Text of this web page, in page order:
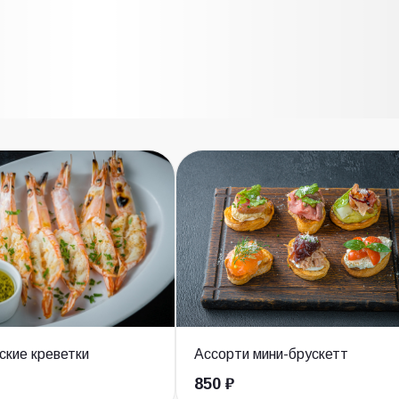
креветки Ассорти мини-брускетт
850 ₽